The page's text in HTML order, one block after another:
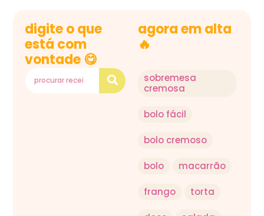
digite o que
está com
vontade 😋
agora em alta
🔥
sobremesa
cremosa
bolo fácil
bolo cremoso
bolo macarrão
frango torta